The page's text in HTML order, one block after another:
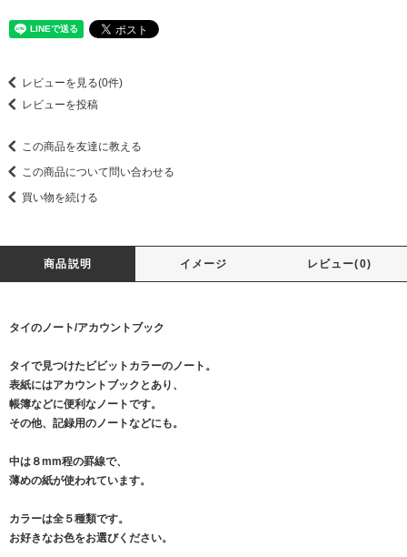
レビューを見る(0件)
レビューを投稿
この商品を友達に教える
この商品について問い合わせる
買い物を続ける
商品説明 イメージ レビュー(0)
タイのノート/アカウントブック
タイで見つけたビビットカラーのノート。
表紙にはアカウントブックとあり、
帳簿などに便利なノートです。
その他、記録用のノートなどにも。
中は８mm程の罫線で、
薄めの紙が使われています。
カラーは全５種類です。
お好きなお色をお選びください。